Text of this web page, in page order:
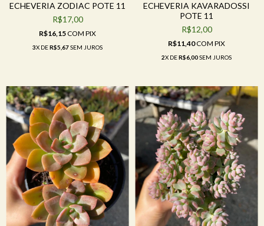
ECHEVERIA ZODIAC POTE 11
R$17,00
R$16,15COM PIX
3X DER$5,67SEM JUROS
ECHEVERIA KAVARADOSSI
POTE 11
R$12,00
R$11,40COM PIX
2X DER$6,00SEM JUROS